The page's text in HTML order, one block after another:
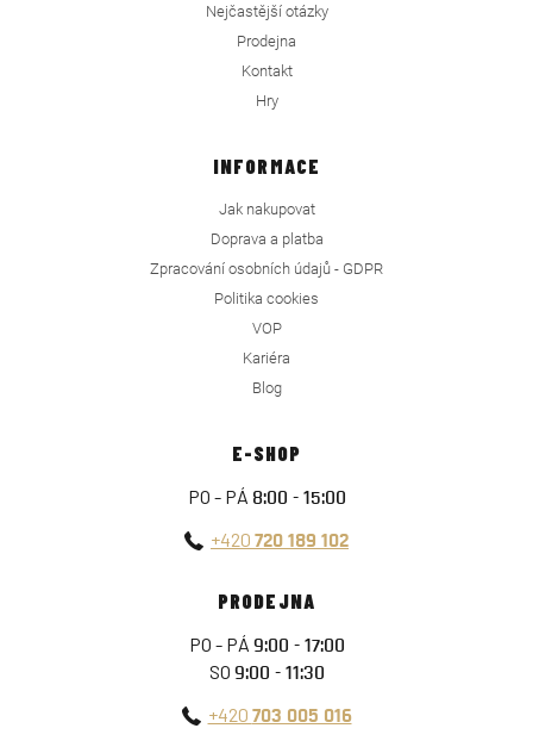
Nejčastější otázky
Prodejna
Kontakt
Hry
INFORMACE
Jak nakupovat
Doprava a platba
Zpracování osobních údajů - GDPR
Politika cookies
VOP
Kariéra
Blog
E-SHOP
PO - PÁ 8:00 - 15:00
+420 720 189 102
PRODEJNA
PO - PÁ 9:00 - 17:00
SO 9:00 - 11:30
+420 703 005 016